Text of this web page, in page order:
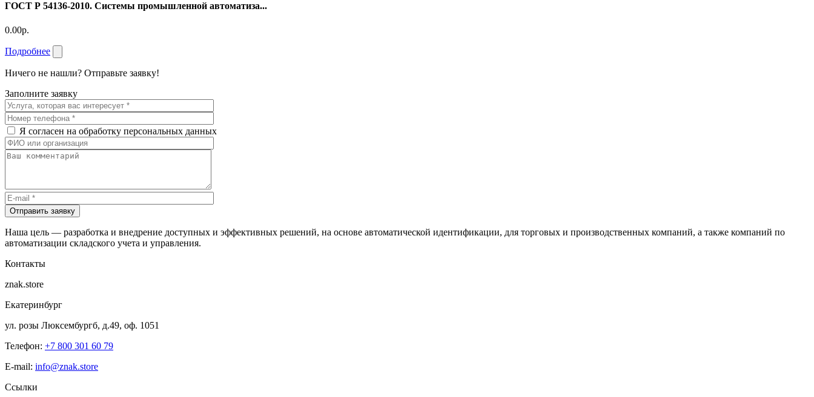
ГОСТ Р 54136-2010. Системы промышленной автоматиза...
0.00р.
Подробнее
Ничего не нашли? Отправьте заявку!
Заполните заявку
Я согласен на обработку персональных данных
Отправить заявку
Наша цель — разработка и внедрение доступных и эффективных решений, на основе автоматической идентификации, для торговых и производственных компаний, а также компаний по
автоматизации складского учета и управления.
Контакты
znak.store
Екатеринбург
ул. розы Люксембургб, д.49, оф. 1051
Телефон: +7 800 301 60 79
E-mail: info@znak.store
Ссылки